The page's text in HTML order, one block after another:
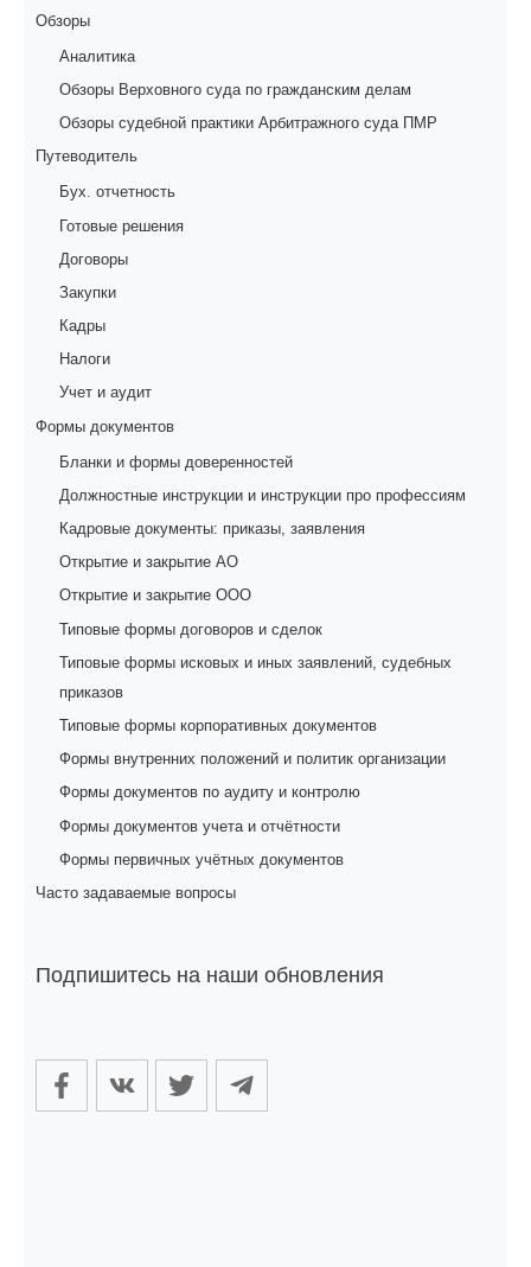
Обзоры
Аналитика
Обзоры Верховного суда по гражданским делам
Обзоры судебной практики Арбитражного суда ПМР
Путеводитель
Бух. отчетность
Готовые решения
Договоры
Закупки
Кадры
Налоги
Учет и аудит
Формы документов
Бланки и формы доверенностей
Должностные инструкции и инструкции про профессиям
Кадровые документы: приказы, заявления
Открытие и закрытие АО
Открытие и закрытие ООО
Типовые формы договоров и сделок
Типовые формы исковых и иных заявлений, судебных
приказов
Типовые формы корпоративных документов
Формы внутренних положений и политик организации
Формы документов по аудиту и контролю
Формы документов учета и отчётности
Формы первичных учётных документов
Часто задаваемые вопросы
Подпишитесь на наши обновления